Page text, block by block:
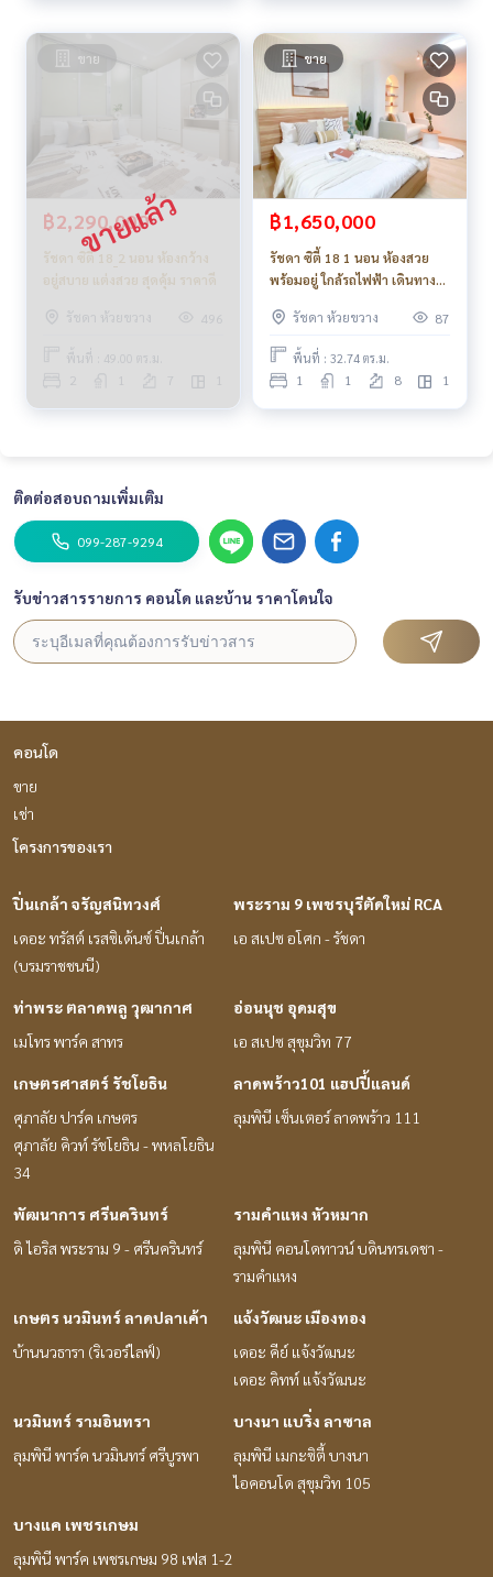
ขาย
฿2,290,000
รัชดา ซิตี้ 18_2 นอน ห้องกว้าง
อยู่สบาย แต่งสวย สุดคุ้ม ราคาดี
รัชดา ห้วยขวาง 496
พื้นที่ : 49.00 ตร.ม.
7
ขาย
฿1,650,000
รัชดา ซิตี้ 18 1 นอน ห้องสวย
พร้อมอยู่ ใกล้รถไฟฟ้า เดินทาง
รัชดา ห้วยขวาง
87
พื้นที่ : 32.74 ตร.ม.
1 1 8 1
ติดต่อสอบถามเพิ่มเติม
099-287-9294
รับข่าวสารรายการ คอนโด และบ้าน ราคาโดนใจ
คอนโด
ขาย
เช่า
โครงการของเรา
ปิ่นเกล้า จรัญสนิทวงศ์
เดอะ ทรัสต์ เรสซิเด้นซ์ ปิ่นเกล้า
(บรมราชชนนี)
พระราม 9 เพชรบุรีตัดใหม่ RCA
เอ สเปซ อโศก - รัชดา
ท่าพระ ตลาดพลู วุฒากาศ
เมโทร พาร์ค สาทร
อ่อนนุช อุดมสุข
เอ สเปซ สุขุมวิท 77
เกษตรศาสตร์ รัชโยธิน
ศุภาลัย ปาร์ค เกษตร
ศุภาลัย คิวท์ รัชโยธิน - พหลโยธิน
34
ลาดพร้าว101 แฮปปี้แลนด์
ลุมพินี เซ็นเตอร์ ลาดพร้าว 111
พัฒนาการ ศรีนครินทร์
ดิ ไอริส พระราม 9 - ศรีนครินทร์
รามคำแหง หัวหมาก
ลุมพินี คอนโดทาวน์ บดินทรเดชา -
รามคำแหง
เกษตร นวมินทร์ ลาดปลาเค้า
บ้านนวธารา (ริเวอร์ไลฟ์)
แจ้งวัฒนะ เมืองทอง
เดอะ คีย์ แจ้งวัฒนะ
เดอะ คิทท์ แจ้งวัฒนะ
นวมินทร์ รามอินทรา
ลุมพินี พาร์ค นวมินทร์ ศรีบูรพา
บางนา แบริ่ง ลาซาล
ลุมพินี เมกะซิตี้ บางนา
ไอคอนโด สุขุมวิท 105
บางแค เพชรเกษม
ลุมพินี พาร์ค เพชรเกษม 98 เฟส 1-2